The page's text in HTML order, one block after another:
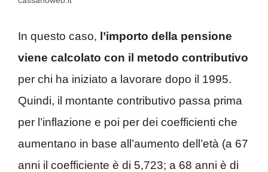
In questo caso, l’importo della pensione
viene calcolato con il metodo contributivo
per chi ha iniziato a lavorare dopo il 1995.
Quindi, il montante contributivo passa prima
per l’inflazione e poi per dei coefficienti che
aumentano in base all’aumento dell’età (a 67
anni il coefficiente è di 5,723; a 68 anni è di